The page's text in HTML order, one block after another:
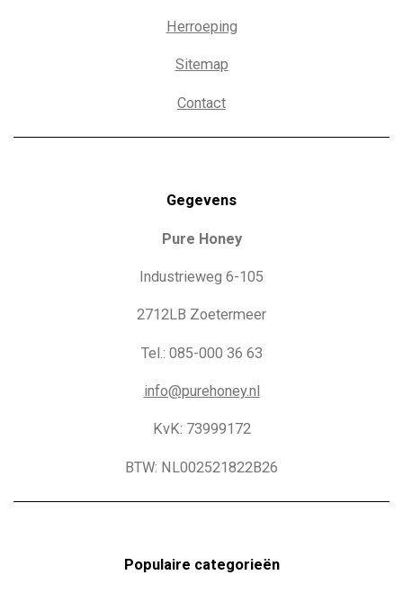
Herroeping
Sitemap
Contact
Gegevens
Pure Honey
Industrieweg 6-105
2712LB Zoetermeer
Tel.: 085-000 36 63
info@purehoney.nl
KvK: 73999172
BTW: NL002521822B26
Populaire categorieën